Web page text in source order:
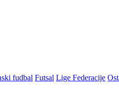
fudbal Futsal Lige Federacije